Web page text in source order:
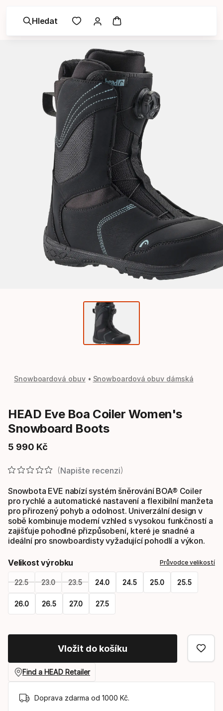
Hledat
Snowboardová obuv Snowboardová obuv dámská
HEAD Eve Boa Coiler Women's
Snowboard Boots
5 990 Kč
Konečná cena
Napište recenzi
Snowbota EVE nabízí systém šněrování BOA® Coiler
pro rychlé a automatické nastavení a flexibilní manžeta
pro přirozený pohyb a odolnost. Univerzální design v
sobě kombinuje moderní vzhled s vysokou funkčností a
zajišťuje pohodlné přizpůsobení, které je snadné a
ideální pro snowboardisty vyžadující pohodlí a výkon.
Velikost výrobku Průvodce velikostí
22.5 23.0 23.5 24.0 24.5 25.0 25.5
26.0 26.5 27.0 27.5
select
velikost
Vložit do košíku
Find a HEAD Retailer
Doprava zdarma od 1000 Kč.